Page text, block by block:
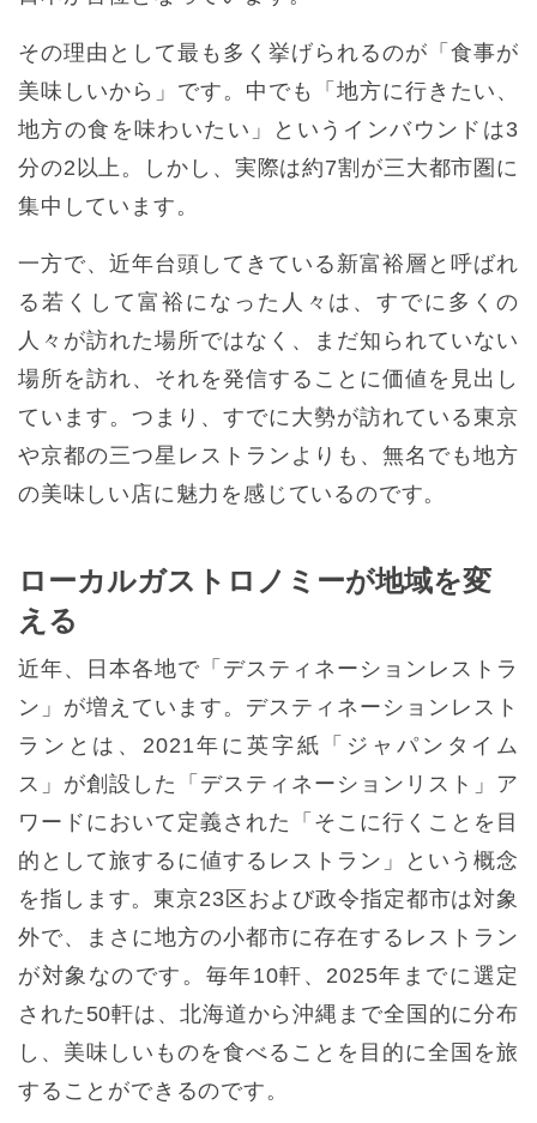
その理由として最も多く挙げられるのが「食事が
美味しいから」です。中でも「地方に行きたい、
地方の食を味わいたい」というインバウンドは3
分の2以上。しかし、実際は約7割が三大都市圏に
集中しています。
一方で、近年台頭してきている新富裕層と呼ばれ
る若くして富裕になった人々は、すでに多くの
人々が訪れた場所ではなく、まだ知られていない
場所を訪れ、それを発信することに価値を見出し
ています。つまり、すでに大勢が訪れている東京
や京都の三つ星レストランよりも、無名でも地方
の美味しい店に魅力を感じているのです。
ローカルガストロノミーが地域を変
える
近年、日本各地で「デスティネーションレストラ
ン」が増えています。デスティネーションレスト
ランとは、2021年に英字紙「ジャパンタイム
ス」が創設した「デスティネーションリスト」ア
ワードにおいて定義された「そこに行くことを目
的として旅するに値するレストラン」という概念
を指します。東京23区および政令指定都市は対象
外で、まさに地方の小都市に存在するレストラン
が対象なのです。毎年10軒、2025年までに選定
された50軒は、北海道から沖縄まで全国的に分布
し、美味しいものを食べることを目的に全国を旅
することができるのです。